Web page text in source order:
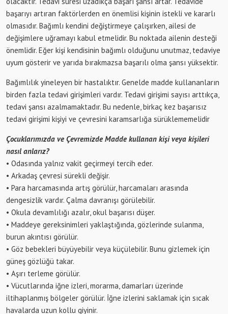
başarıyı artıran faktörlerden en önemlisi kişinin istekli ve kararlı
olmasıdır. Bağımlı kendini değiştirmeye çalışırken, ailesi de
değişimlere uğramayı kabul etmelidir. Bu noktada ailenin desteği
önemlidir. Eğer kişi kendisinin bağımlı olduğunu unutmaz, tedaviye
uyum gösterir ve yarıda bırakmazsa başarılı olma şansı yüksektir.
Bağımlılık yineleyen bir hastalıktır. Genelde madde kullananların
birden fazla tedavi girişimleri vardır. Tedavi girişimi sayısı arttıkça,
tedavi şansı azalmamaktadır. Bu nedenle, birkaç kez başarısız
tedavi girişimi kişiyi ve çevresini karamsarlığa sürüklememelidir
Çocuklarımızda ve Çevremizde Madde kullanan kişi veya kişileri
nasıl anlarız?
• Odasında yalnız vakit geçirmeyi tercih eder.
• Arkadaş çevresi sürekli değişir.
• Para harcamasında artış görülür, harcamaları arasında
dengesizlik vardır. Çalma davranışı görülebilir.
• Okula devamlılığı azalır, okul başarısı düşer.
• Maddeye gereksinimleri yaklaştığında, gözlerinde sulanma,
burun akıntısı görülür.
• Göz bebekleri büyüyebilir veya küçülebilir. Bunu gizlemek için
güneş gözlüğü takar.
• Aşırı terleme görülür.
• Vücutlarında iğne izleri, morarma, damarları üzerinde
iltihaplanmış bölgeler görülür. İğne izlerini saklamak için sıcak
havalarda uzun kollu giyinir.